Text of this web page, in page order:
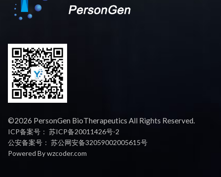
©2026 PersonGen BioTherapeutics All Rights Reserved.
ICP备案号： 苏ICP备20011426号-2
公安备案号： 苏公网安备32059002005615号
Powered Bywzcoder.com